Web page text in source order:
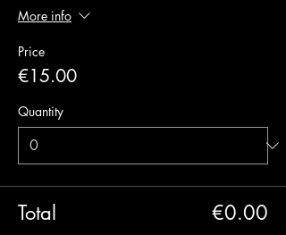
More info
Price
€15.00
Quantity
Total €0.00